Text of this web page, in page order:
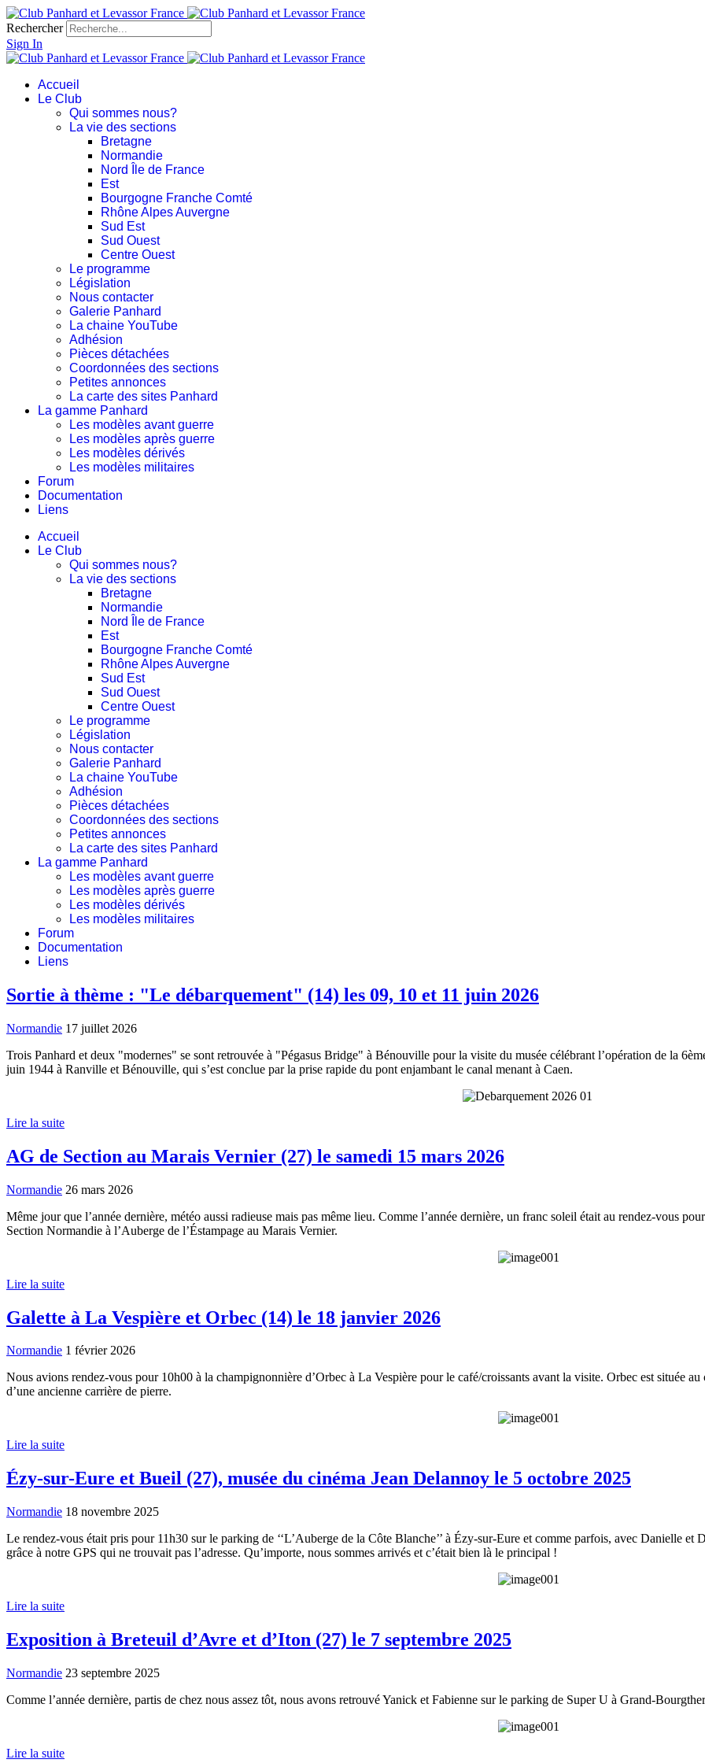
Rechercher
Sign In
Accueil
Le Club
Qui sommes nous?
La vie des sections
Bretagne
Normandie
Nord Île de France
Est
Bourgogne Franche Comté
Rhône Alpes Auvergne
Sud Est
Sud Ouest
Centre Ouest
Le programme
Législation
Nous contacter
Galerie Panhard
La chaine YouTube
Adhésion
Pièces détachées
Coordonnées des sections
Petites annonces
La carte des sites Panhard
La gamme Panhard
Les modèles avant guerre
Les modèles après guerre
Les modèles dérivés
Les modèles militaires
Forum
Documentation
Liens
Accueil
Le Club
Qui sommes nous?
La vie des sections
Bretagne
Normandie
Nord Île de France
Est
Bourgogne Franche Comté
Rhône Alpes Auvergne
Sud Est
Sud Ouest
Centre Ouest
Le programme
Législation
Nous contacter
Galerie Panhard
La chaine YouTube
Adhésion
Pièces détachées
Coordonnées des sections
Petites annonces
La carte des sites Panhard
La gamme Panhard
Les modèles avant guerre
Les modèles après guerre
Les modèles dérivés
Les modèles militaires
Forum
Documentation
Liens
Sortie à thème : "Le débarquement" (14) les 09, 10 et 11 juin 2026
Normandie 17 juillet 2026
Trois Panhard et deux "modernes" se sont retrouvée à "Pégasus Bridge" à Bénouville pour la visite du musée célébrant l’opération de la
juin 1944 à Ranville et Bénouville, qui s’est conclue par la prise rapide du pont enjambant le canal menant à Caen.
Lire la suite
AG de Section au Marais Vernier (27) le samedi 15 mars 2026
Normandie 26 mars 2026
Même jour que l’année dernière, météo aussi radieuse mais pas même lieu. Comme l’année dernière, un franc soleil était au rendez-vous
Section Normandie à l’Auberge de l’Éstampage au Marais Vernier.
Lire la suite
Galette à La Vespière et Orbec (14) le 18 janvier 2026
Normandie 1 février 2026
Nous avions rendez-vous pour 10h00 à la champignonnière d’Orbec à La Vespière pour le café/croissants avant la visite. Orbec est située
d’une ancienne carrière de pierre.
Lire la suite
Ézy-sur-Eure et Bueil (27), musée du cinéma Jean Delannoy le 5 octobre 2025
Normandie 18 novembre 2025
Le rendez-vous était pris pour 11h30 sur le parking de ‘‘L’Auberge de la Côte Blanche’’ à Ézy-sur-Eure et comme parfois, avec Danielle et
grâce à notre GPS qui ne trouvait pas l’adresse. Qu’importe, nous sommes arrivés et c’était bien là le principal !
Lire la suite
Exposition à Breteuil d’Avre et d’Iton (27) le 7 septembre 2025
Normandie 23 septembre 2025
Comme l’année dernière, partis de chez nous assez tôt, nous avons retrouvé Yanick et Fabienne sur le parking de Super U à Grand-
Lire la suite